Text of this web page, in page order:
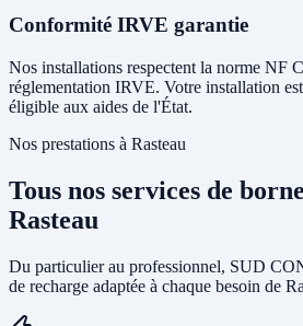
Conformité IRVE garantie
Nos installations respectent la norme NF
réglementation IRVE. Votre installation
éligible aux aides de l'État.
Nos prestations à Rasteau
Tous nos services de
Rasteau
Du particulier au professionnel, SUD
de recharge adaptée à chaque besoin de